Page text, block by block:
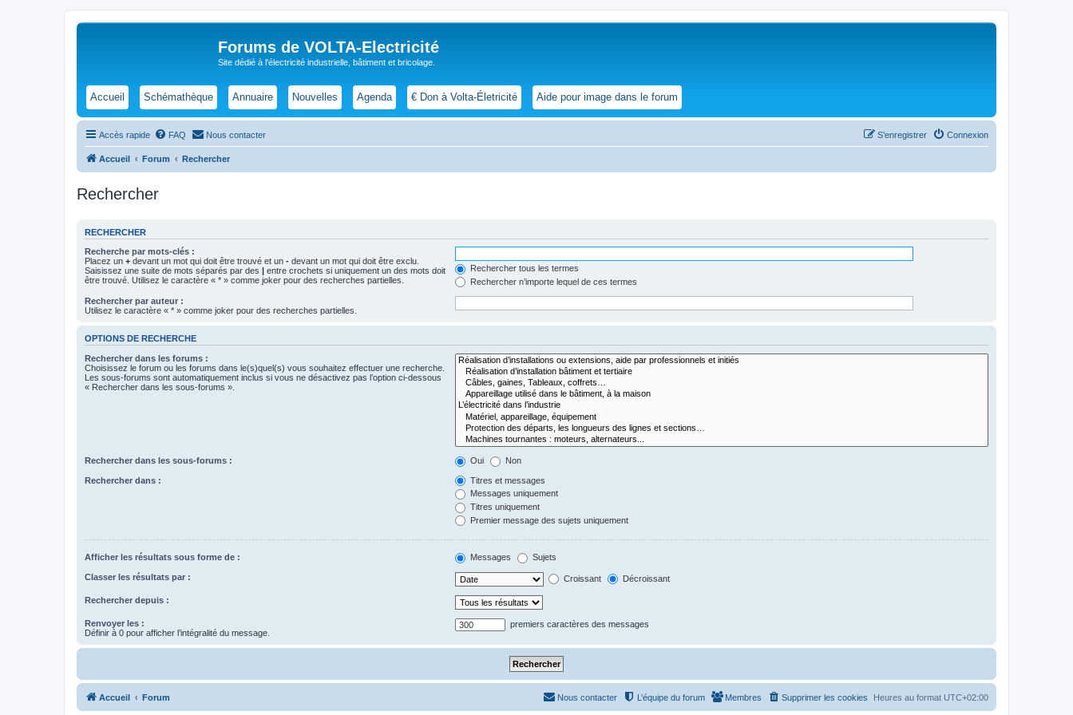
Forums de VOLTA-Electricité
Site dédié à l'électricité industrielle, bâtiment et bricolage.
Accueil Schémathèque Annuaire Nouvelles Agenda € Don à Volta-Életricité Aide pour image dans le forum
Accès rapide FAQ Nous contacter Connexion
S’enregistrer
Accueil Forum Rechercher
Rechercher
RECHERCHER
Recherche par mots-clés :
Placez un + devant un mot qui doit être trouvé et un - devant un mot qui doit être exclu.
Saisissez une suite de mots séparés par des | entre crochets si uniquement un des mots doit
être trouvé. Utilisez le caractère « * » comme joker pour des recherches partielles.
Rechercher tous les termes
Rechercher n’importe lequel de ces termes
Rechercher par auteur :
Utilisez le caractère « * » comme joker pour des recherches partielles.
OPTIONS DE RECHERCHE
Rechercher dans les forums :
Choisissez le forum ou les forums dans le(s)quel(s) vous souhaitez effectuer une recherche.
Les sous-forums sont automatiquement inclus si vous ne désactivez pas l’option ci-dessous
« Rechercher dans les sous-forums ».
Rechercher dans les sous-forums : Oui Non
Rechercher dans :
Titres et messages
Messages uniquement
Titres uniquement
Premier message des sujets uniquement
Afficher les résultats sous forme de : Messages Sujets
Classer les résultats par : Croissant Décroissant
Rechercher depuis :
Renvoyer les :
Définir à 0 pour afficher l’intégralité du message.
premiers caractères des messages
Accueil Forum Heures au format UTC+02:00
Supprimer les cookies
Membres
L’équipe du forum
Nous contacter